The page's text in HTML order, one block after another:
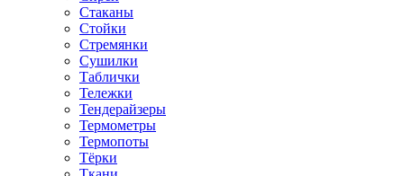
Стаканы
Стойки
Стремянки
Сушилки
Таблички
Тележки
Тендерайзеры
Термометры
Термопоты
Тёрки